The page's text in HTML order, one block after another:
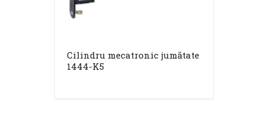
Cilindru mecatronic jumătate
1444-K5